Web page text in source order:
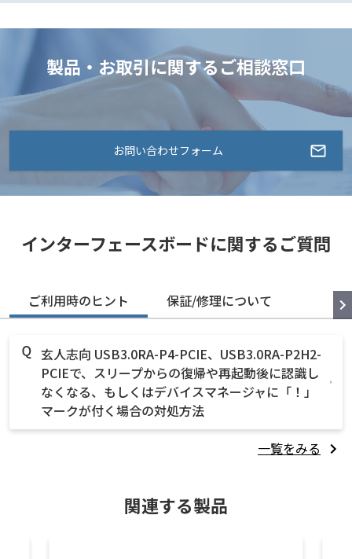
製品・お取引に関するご相談窓口
お問い合わせフォーム
インターフェースボードに関するご質問
ご利用時のヒント 保証/修理について
玄人志向 USB3.0RA-P4-PCIE、USB3.0RA-P2H2-
PCIEで、スリープからの復帰や再起動後に認識し
なくなる、もしくはデバイスマネージャに「！」
マークが付く場合の対処方法
一覧をみる
関連する製品